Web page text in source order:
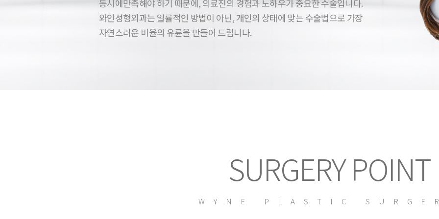
동시에만족해야 하기 때문에, 의료진의 경험과 노하우가 중요한 수술입니다.
와인성형외과는 일률적인 방법이 아닌, 개인의 상태에 맞는 수술법으로 가장
자연스러운 비율의 유륜을 만들어 드립니다.
SURGERY POINT
WYNE PLASTIC